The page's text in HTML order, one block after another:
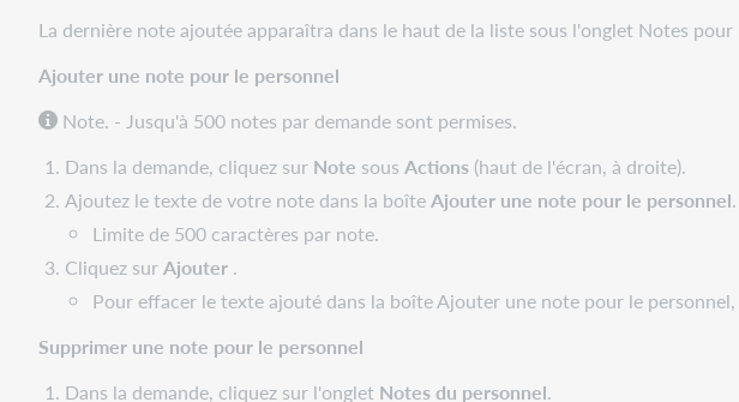
système
La dernière note ajoutée apparaîtra dans le haut de la liste sous l'onglet Notes
Ajouter une note pour le personnel
Note. - Jusqu'à 500 notes par demande sont permises.
Dans la demande, cliquez sur Note sousActions (haut de l'écran, à droite).
Ajoutez le texte de votre note dans la boîteAjouter une note pour le personnel.
Limite de 500 caractères par note.
Cliquez surAjouter .
Pour effacer le texte ajouté dans la boîte Ajouter une note pour le
Supprimer une note pour le personnel
Dans la demande, cliquez sur l'onglet Notes du personnel.